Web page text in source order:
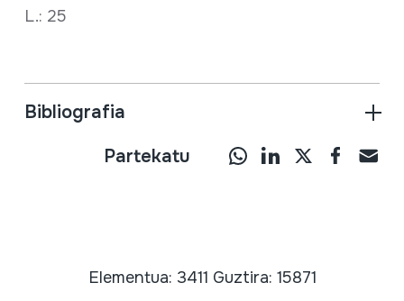
L.: 25
Bibliografia
Partekatu
Elementua: 3411 Guztira: 15871